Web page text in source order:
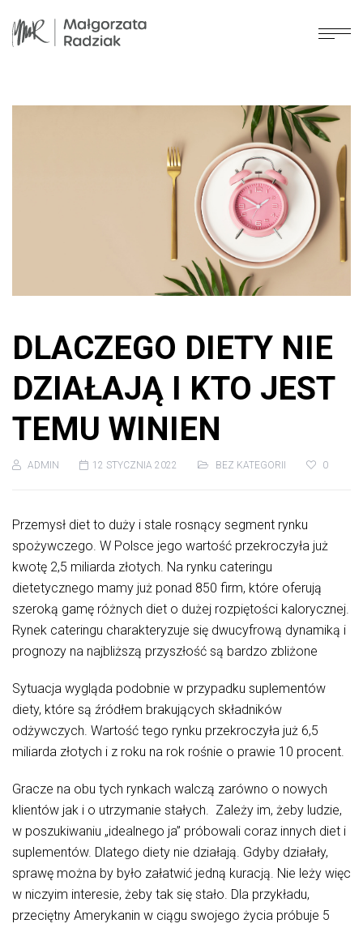
DLACZEGO DIETY NIE
DZIAŁAJĄ I KTO JEST
TEMU WINIEN
ADMIN 12 STYCZNIA 2022 BEZ KATEGORII 0
Przemysł diet to duży i stale rosnący segment rynku
spożywczego. W Polsce jego wartość przekroczyła już
kwotę 2,5 miliarda złotych. Na rynku cateringu
dietetycznego mamy już ponad 850 firm, które oferują
szeroką gamę różnych diet o dużej rozpiętości kalorycznej.
Rynek cateringu charakteryzuje się dwucyfrową dynamiką i
prognozy na najbliższą przyszłość są bardzo zbliżone
Sytuacja wygląda podobnie w przypadku suplementów
diety, które są źródłem brakujących składników
odżywczych. Wartość tego rynku przekroczyła już 6,5
miliarda złotych i z roku na rok rośnie o prawie 10 procent.
Gracze na obu tych rynkach walczą zarówno o nowych
klientów jak i o utrzymanie stałych. Zależy im, żeby ludzie,
w poszukiwaniu „idealnego ja” próbowali coraz innych diet i
suplementów. Dlatego diety nie działają. Gdyby działały,
sprawę można by było załatwić jedną kuracją. Nie leży więc
w niczyim interesie, żeby tak się stało. Dla przykładu,
przeciętny Amerykanin w ciągu swojego życia próbuje 5